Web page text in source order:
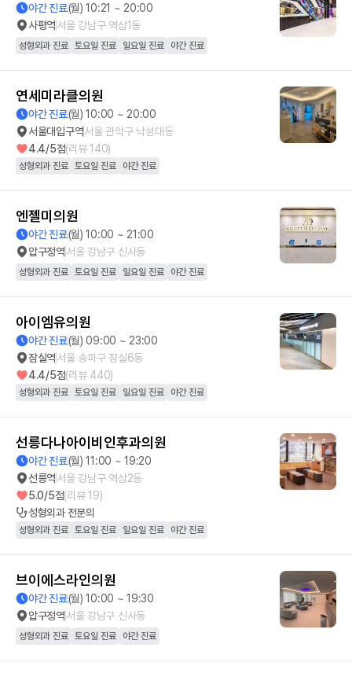
야간 진료(월) 10:21 ~ 20:00
사평역서울 강남구 역삼1동
성형외과 진료 토요일 진료 일요일 진료 야간 진료
연세미라클의원
야간 진료(월) 10:00 ~ 20:00
서울대입구역서울 관악구 낙성대동
4.4/5점(리뷰140)
성형외과 진료 토요일 진료 야간 진료
엔젤미의원
야간 진료(월) 10:00 ~ 21:00
압구정역서울 강남구 신사동
성형외과 진료 토요일 진료 일요일 진료 야간 진료
아이엠유의원
야간 진료(월) 09:00 ~ 23:00
잠실역서울 송파구 잠실6동
4.4/5점(리뷰 440)
성형외과 진료 토요일 진료 일요일 진료 야간 진료
선릉다나아이비인후과의원
야간 진료(월) 11:00 ~ 19:20
선릉역서울 강남구 역삼2동
5.0/5점(리뷰19)
성형외과전문의
성형외과 진료 토요일 진료 일요일 진료 야간 진료
브이에스라인의원
야간 진료(월) 10:00 ~ 19:30
압구정역서울 강남구 신사동
성형외과 진료 토요일 진료 야간 진료